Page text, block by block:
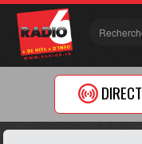
DIRECT